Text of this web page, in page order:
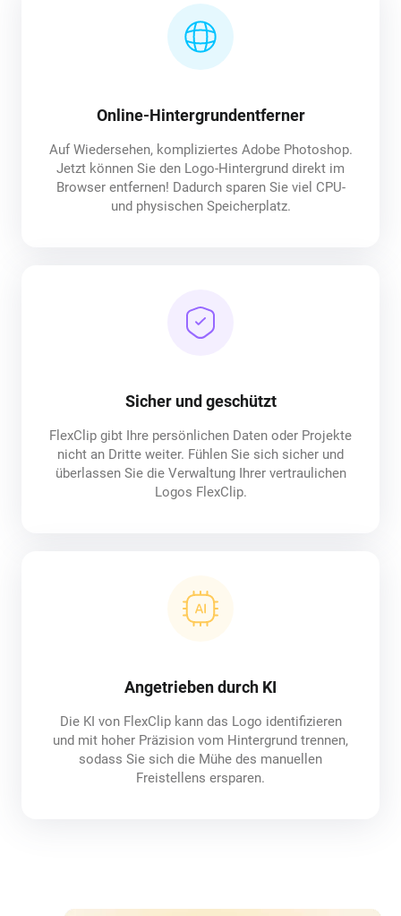
Online-Hintergrundentferner
Auf Wiedersehen, kompliziertes Adobe Photoshop.
Jetzt können Sie den Logo-Hintergrund direkt im
Browser entfernen! Dadurch sparen Sie viel CPU-
und physischen Speicherplatz.
Sicher und geschützt
FlexClip gibt Ihre persönlichen Daten oder Projekte
nicht an Dritte weiter. Fühlen Sie sich sicher und
überlassen Sie die Verwaltung Ihrer vertraulichen
Logos FlexClip.
Angetrieben durch KI
Die KI von FlexClip kann das Logo identifizieren
und mit hoher Präzision vom Hintergrund trennen,
sodass Sie sich die Mühe des manuellen
Freistellens ersparen.